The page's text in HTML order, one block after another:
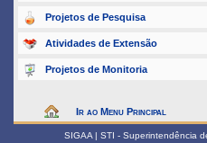
Projetos de Pesquisa
Atividades de Extensão
Projetos de Monitoria
Ir ao Menu Principal
SIGAA | STI - Superintendência